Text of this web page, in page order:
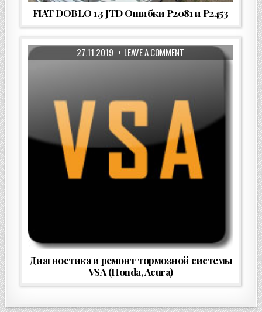
FIAT DOBLO 1.3 JTD Ошибки P2081 и P2453
27.11.2019 LEAVE A COMMENT
Диагностика и ремонт тормозной системы
VSA (Honda, Acura)